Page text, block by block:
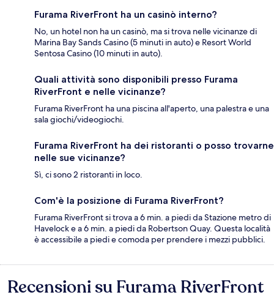
Furama RiverFront ha un casinò interno?
No, un hotel non ha un casinò, ma si trova nelle vicinanze di
Marina Bay Sands Casino (5 minuti in auto) e Resort World
Sentosa Casino (10 minuti in auto).
Quali attività sono disponibili presso Furama
RiverFront e nelle vicinanze?
Furama RiverFront ha una piscina all'aperto, una palestra e una
sala giochi/videogiochi.
Furama RiverFront ha dei ristoranti o posso trovarne
nelle sue vicinanze?
Sì, ci sono 2 ristoranti in loco.
Com'è la posizione di Furama RiverFront?
Furama RiverFront si trova a 6 min. a piedi da Stazione metro di
Havelock e a 6 min. a piedi da Robertson Quay. Questa località
è accessibile a piedi e comoda per prendere i mezzi pubblici.
Recensioni
Recensioni su Furama RiverFront